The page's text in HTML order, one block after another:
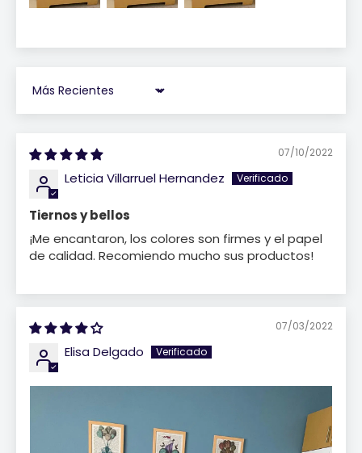
Sort by
07/10/2022
Leticia Villarruel Hernandez
Tiernos y bellos
¡Me encantaron, los colores son firmes y el papel
de calidad. Recomiendo mucho sus productos!
07/03/2022
Elisa Delgado